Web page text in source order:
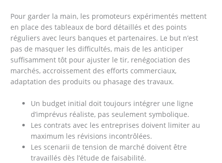
Pour garder la main, les promoteurs expérimentés mettent
en place des tableaux de bord détaillés et des points
réguliers avec leurs banques et partenaires. Le but n’est
pas de masquer les difficultés, mais de les anticiper
suffisamment tôt pour ajuster le tir, renégociation des
marchés, accroissement des efforts commerciaux,
adaptation des produits ou phasage des travaux.
Un budget initial doit toujours intégrer une ligne
d’imprévus réaliste, pas seulement symbolique.
Les contrats avec les entreprises doivent limiter au
maximum les révisions incontrôlées.
Les scenarii de tension de marché doivent être
travaillés dès l’étude de faisabilité.